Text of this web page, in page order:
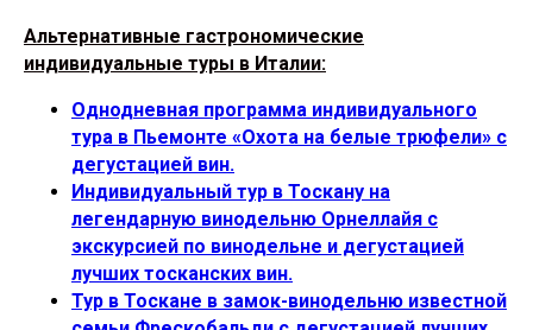
Альтернативные гастрономические
индивидуальные туры в Италии:
Однодневная программа индивидуального
тура в Пьемонте «Охота на белые трюфели» с
дегустацией вин.
Индивидуальный тур в Тоскану на
легендарную винодельню Орнеллайя с
экскурсией по винодельне и дегустацией
лучших тосканских вин.
Тур в Тоскане в замок-винодельню известной